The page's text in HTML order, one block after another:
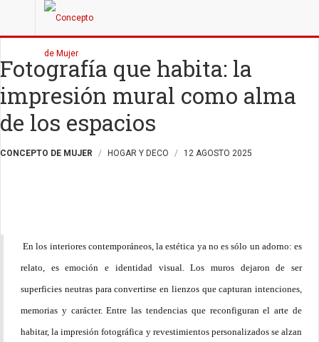
Fotografía que habita: la
impresión mural como alma
de los espacios
CONCEPTO DE MUJER HOGAR Y DECO 12 AGOSTO 2025
En los interiores contemporáneos, la estética ya no es sólo un adorno: es
relato, es emoción e identidad visual. Los muros dejaron de ser
superficies neutras para convertirse en lienzos que capturan intenciones,
memorias y carácter. Entre las tendencias que reconfiguran el arte de
habitar, la impresión fotográfica y revestimientos personalizados se alzan